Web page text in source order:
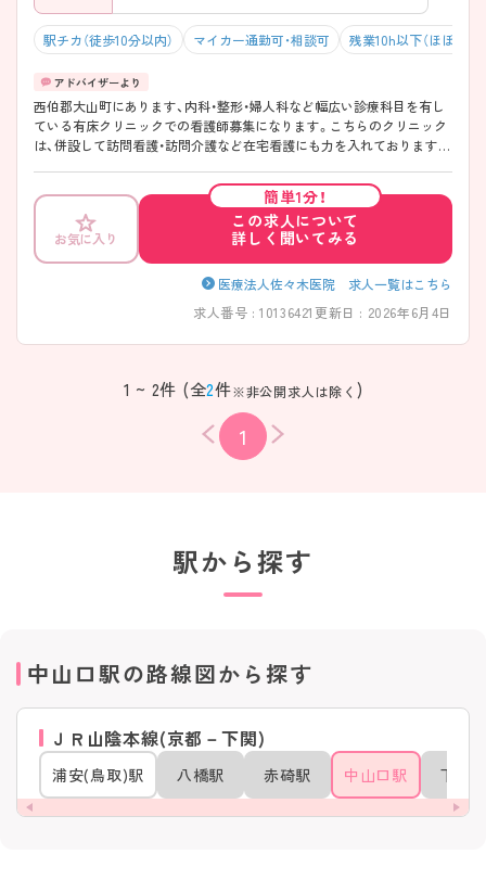
駅チカ（徒歩10分以内） マイカー通勤可・相談可 残業10h以下（ほぼなし）
西伯郡大山町にあります、内科・整形・婦人科など幅広い診療科目を有し
ている有床クリニックでの看護師募集になります。こちらのクリニック
は、併設して訪問看護・訪問介護など在宅看護にも力を入れております。
お気に入り
簡単1分！
この求人について
詳しく聞いてみる
医療法人佐々木医院 求人一覧はこちら
求人番号 : 10136421 更新日 : 2026年6月4日
1 ~ 2件 (全2件※非公開求人は除く )
1
駅から探す
中山口駅の路線図から探す
ＪＲ山陰本線(京都－下関)
浦安(鳥取)駅 八橋駅 赤碕駅 中山口駅 下市